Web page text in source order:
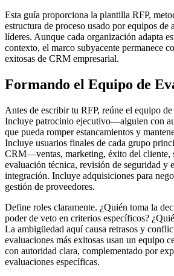
Esta guía proporciona la plantilla RFP,
estructura de proceso usado por equipos de
líderes. Aunque cada organización adapta
contexto, el marco subyacente permanece
exitosas de CRM empresarial.
Formando el Equipo de
Antes de escribir tu RFP, reúne el equipo
Incluye patrocinio ejecutivo—alguien con
que pueda romper estancamientos y
Incluye usuarios finales de cada grupo
CRM—ventas, marketing, éxito del cliente,
evaluación técnica, revisión de seguridad y
integración. Incluye adquisiciones para
gestión de proveedores.
Define roles claramente. ¿Quién toma la
poder de veto en criterios específicos?
La ambigüedad aquí causa retrasos y
evaluaciones más exitosas usan un equipo
con autoridad clara, complementado por
evaluaciones específicas.